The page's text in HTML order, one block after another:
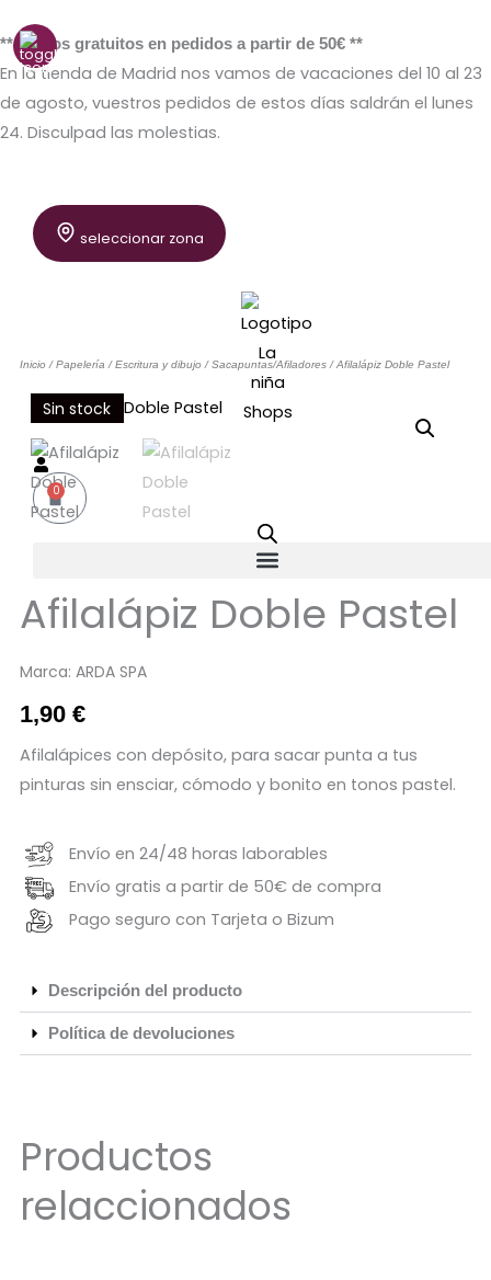
al
contenido
** Envíos gratuitos en pedidos a partir de 50€ **
En la tienda de Madrid nos vamos de vacaciones del 10 al 23
de agosto, vuestros pedidos de estos días saldrán el lunes
24. Disculpad las molestias.
seleccionar zona
0
Carrito
Inicio/Papelería /Escritura y dibujo/Sacapuntas/Afiladores/ Afilalápiz Doble Pastel
Sin stock
Afilalápiz Doble Pastel
Marca: ARDA SPA
1,90 €
Afilalápices con depósito, para sacar punta a tus
pinturas sin ensciar, cómodo y bonito en tonos pastel.
Envío en 24/48 horas laborables
Envío gratis a partir de 50€ de compra
Pago seguro con Tarjeta o Bizum
Descripción del producto
Política de devoluciones
Productos
relaccionados